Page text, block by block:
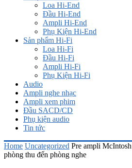
Loa Hi-End
Đầu Hi-End
Ampli Hi-End
Phụ Kiện Hi-End
Sản phẩm Hi-Fi
Loa Hi-Fi
Đầu Hi-Fi
Ampli Hi-Fi
Phụ Kiện Hi-Fi
Audio
Ampli nghe nhạc
Ampli xem phim
Đầu SACD/CD
Phụ kiện audio
Tin tức
Home Uncategorized Pre ampli
phòng thu đến phòng nghe